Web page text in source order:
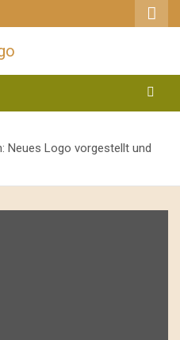
Neues Logo vorgestellt und